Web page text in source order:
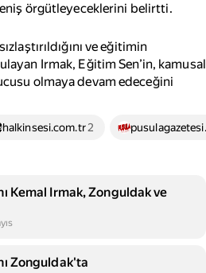
örgütleyeceklerini belirtti.
ve eğitimin
Irmak, Eğitim Sen’in, kamusal
olmaya devam edeceğini
halkinsesi.com.tr2
Kemal Irmak, Zonguldak ve
Zonguldak'ta